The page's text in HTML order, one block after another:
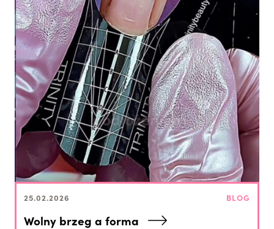
25.02.2026 BLOG
Wolny brzeg a forma